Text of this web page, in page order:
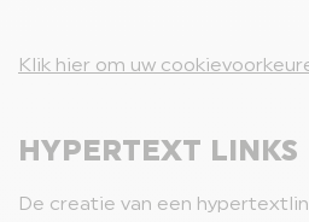
Klik hier om uw
HYPERTEXT LINKS
De creatie van een